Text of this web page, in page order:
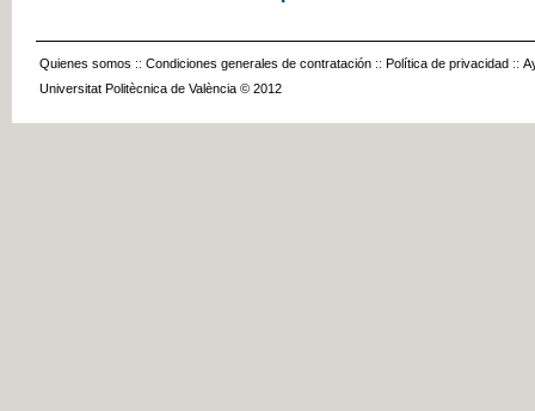
Quienes somos :: Condiciones generales de contratación :: Política de privacidad ::
Universitat Politècnica de València © 2012